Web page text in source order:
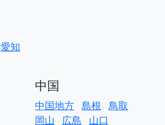
愛知
中国
中国地方 島根 鳥取
岡山
広島 山口